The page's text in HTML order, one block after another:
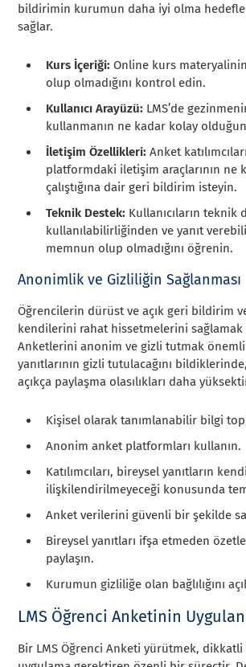
bildirimin kurumun daha iyi olma
sağlar.
Kurs İçeriği:Online kurs
olup olmadığını kontrol edin.
Kullanıcı Arayüzü: LMS’de
kullanmanın ne kadar kolay
İletişim Özellikleri:Anket
platformdaki iletişim araçlarının ne
çalıştığına dair geri bildirim isteyin.
Teknik Destek: Kullanıcıların teknik
kullanılabilirliğinden ve yanıt
memnun olup olmadığını öğrenin.
Anonimlik ve Gizliliğin Sağlanması
Öğrencilerin dürüst ve açık geri bildirim
kendilerini rahat hissetmelerini sağlamak
Anketlerini anonim ve gizli tutmak
yanıtlarının gizli tutulacağını
açıkça paylaşma olasılıkları daha
Kişisel olarak tanımlanabilir bilgi
Anonim anket platformları kullanın.
Katılımcıları, bireysel yanıtların
ilişkilendirilmeyeceği konusunda
Anket verilerini güvenli bir şekilde
Bireysel yanıtları ifşa etmeden
paylaşın.
Kurumun gizliliğe olan bağlılığını
LMS Öğrenci Anketinin
Bir LMS Öğrenci Anketi yürütmek,